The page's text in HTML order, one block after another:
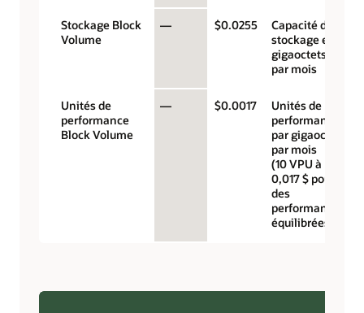
Stockage Block
Volume
— $0.0255
Capacité de
stockage en
gigaoctets
par mois
Unités de
performance
Block Volume
— $0.0017
Unités de
performance
par gigaoctet
par mois
(10 VPU à
0,017 $ pour
des
performances
équilibrées)